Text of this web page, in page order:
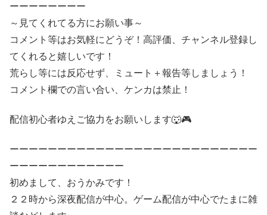
ーーーーーーーー
～見てくれてる方にお願い事～
コメント等はお気軽にどうぞ！高評価、チャンネル登録し
てくれると嬉しいです！
荒らし等には反応せず、ミュート＋報告等しましょう！
コメント欄での言い合い、ケンカは禁止！
配信初心者ゆえご協力をお願いします🐺🎮
ーーーーーーーーーーーーーーーーーーーーーーーーーー
ーーーーーーーーーーーー
初めまして、おうかみです！
２２時から深夜配信が中心。ゲーム配信が中心でたまに雑